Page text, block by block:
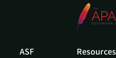
ASF Resources